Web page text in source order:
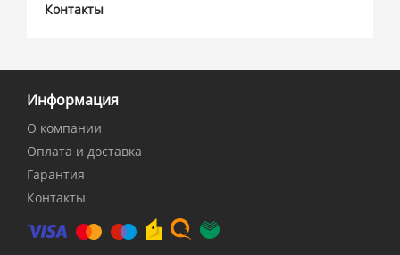
Контакты
Информация
О компании
Оплата и доставка
Гарантия
Контакты